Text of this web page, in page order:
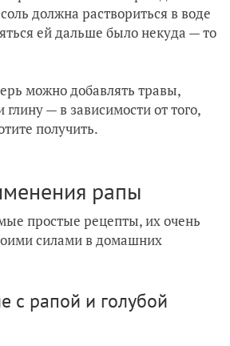
должна раствориться в воде
ей дальше было некуда — то
можно добавлять травы,
— в зависимости от того,
получить.
рапы
простые рецепты, их очень
силами в домашних
с рапой и голубой